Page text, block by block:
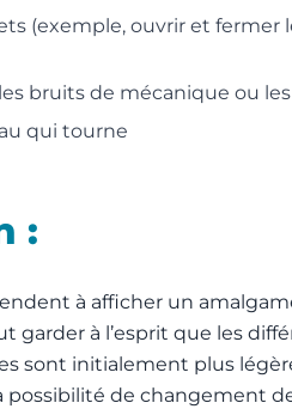
(exemple, ouvrir et fermer
bruits de mécanique ou
qui tourne
:
à afficher un
garder à l’esprit que les
sont initialement plus
de changement